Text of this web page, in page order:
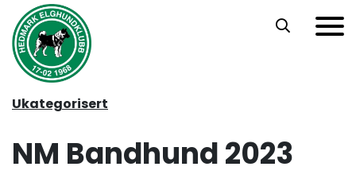
Hopp til hovedinnhold
Ukategorisert
NM Bandhund 2023